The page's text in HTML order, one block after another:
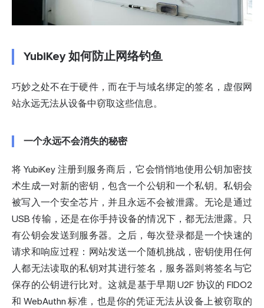
YubiKey 如何防止网络钓鱼
巧妙之处不在于硬件，而在于与域名绑定的签名，虚假网
站永远无法从设备中窃取这些信息。
一个永远不会消失的秘密
将 YubiKey 注册到服务商后，它会悄悄地使用公钥加密技
术生成一对新的密钥，包含一个公钥和一个私钥。私钥会
被写入一个安全芯片，并且永远不会被泄露。无论是通过
USB 传输，还是在你手持设备的情况下，都无法泄露。只
有公钥会发送到服务器。之后，每次登录都是一个快速的
请求和响应过程：网站发送一个随机挑战，密钥使用任何
人都无法读取的私钥对其进行签名，服务器则将签名与它
保存的公钥进行比对。这就是基于早期 U2F 协议的 FIDO2
和 WebAuthn 标准，也是你的凭证无法从设备上被窃取的